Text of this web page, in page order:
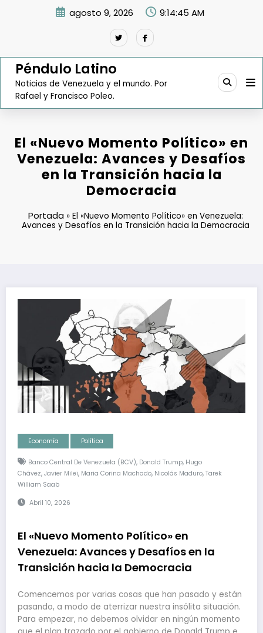
agosto 9, 2026 9:14:46 AM
Péndulo Latino
Noticias de Venezuela y el mundo. Por
Rafael y Francisco Poleo.
El «Nuevo Momento Político» en
Venezuela: Avances y Desafíos
en la Transición hacia la
Democracia
Portada» El «Nuevo Momento Político» en Venezuela:
Avances y Desafíos en la Transición hacia la Democracia
Economía Política
Banco Central De Venezuela (BCV), Donald Trump, Hugo
Chávez, Javier Milei, Maria Corina Machado, Nicolás Maduro, Tarek
William Saab
Abril 10, 2026
El «Nuevo Momento Político» en
Venezuela: Avances y Desafíos en la
Transición hacia la Democracia
Comencemos por varias cosas que han pasado y están
pasando, a modo de aterrizar nuestra insólita situación.
Para empezar, no debemos olvidar en ningún momento